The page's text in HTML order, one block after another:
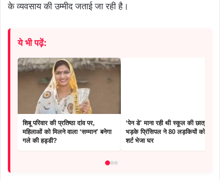
के व्यवसाय की उम्मीद जताई जा रही है।
ये भी पढ़ें:
शिबू परिवार की प्रतिष्ठा दांव पर,
महिलाओं को मिलने वाला ‘सम्मान’ बनेगा
गले की हड्डी?
‘पेन डे’ माना रही थी स्कूल की छात्राएं,
भड़के प्रिंसिपल ने 80 लड़कियों को बिना
शर्ट भेजा घर